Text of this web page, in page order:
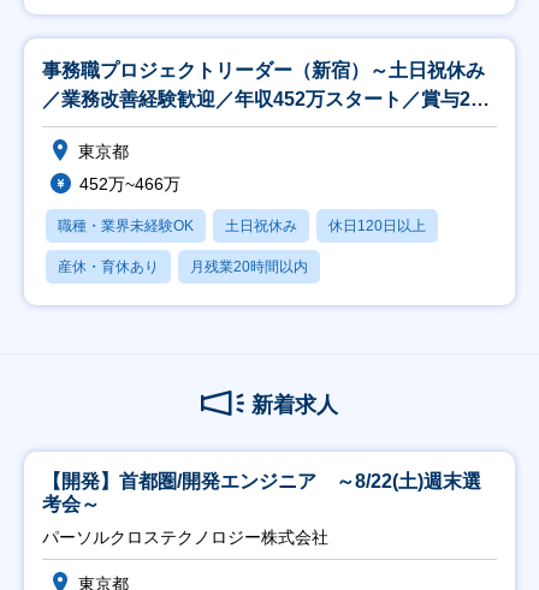
事務職プロジェクトリーダー（新宿）～土日祝休み
／業務改善経験歓迎／年収452万スタート／賞与2回
～
東京都
452万~466万
職種・業界未経験OK 土日祝休み 休日120日以上
産休・育休あり 月残業20時間以内
新着求人
【開発】首都圏/開発エンジニア ～8/22(土)週末選
考会～
パーソルクロステクノロジー株式会社
東京都